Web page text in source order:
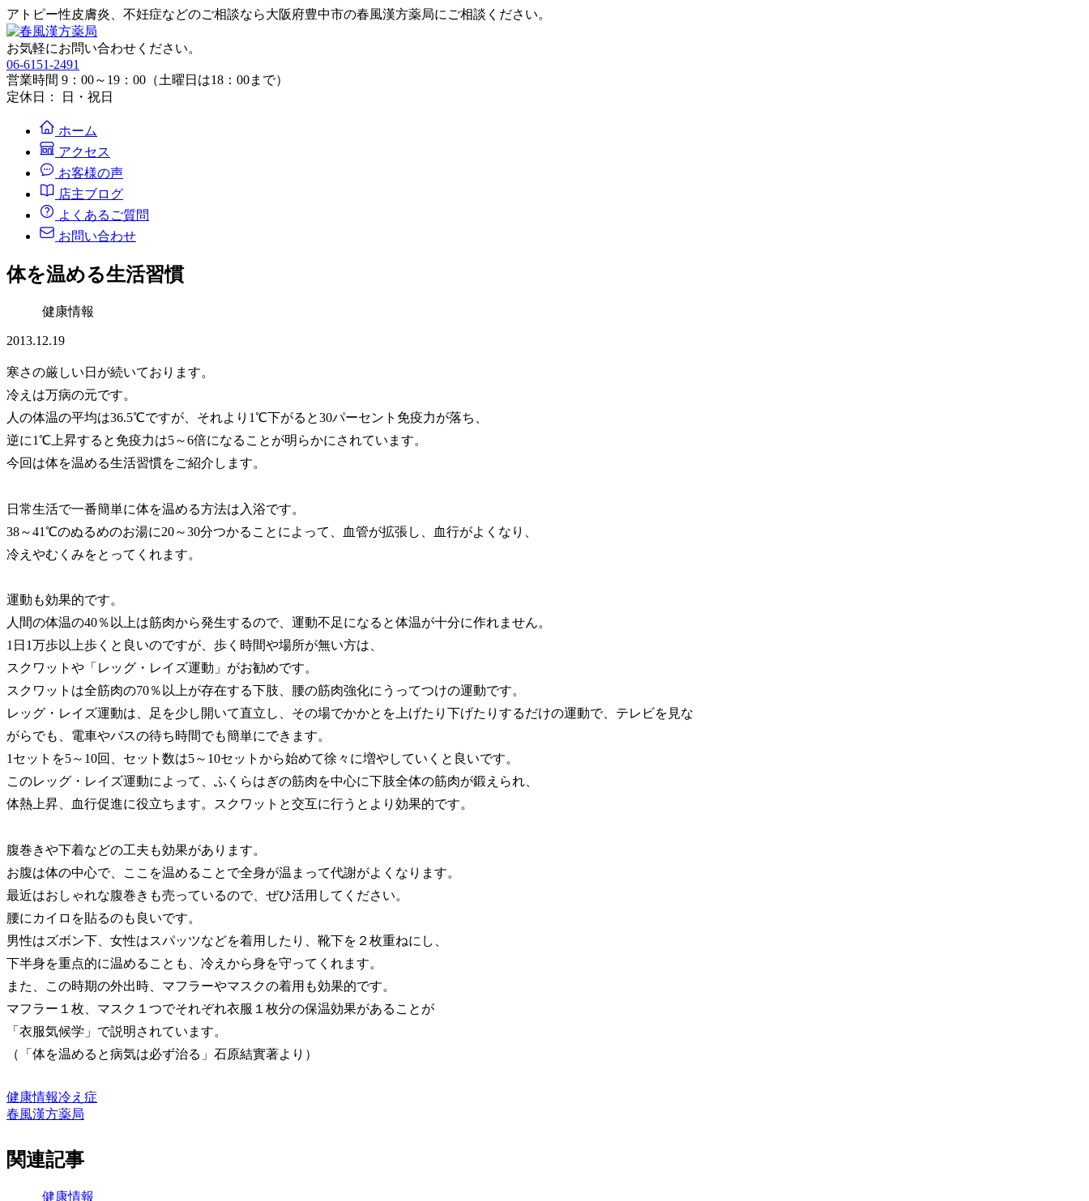
アトピー性皮膚炎、不妊症などのご相談なら大阪府豊中市の春風漢方薬局にご相談ください。
お気軽にお問い合わせください。
06-6151-2491
営業時間 9：00～19：00（土曜日は18：00まで）
定休日： 日・祝日
ホーム
アクセス
お客様の声
店主ブログ
よくあるご質問
お問い合わせ
体を温める生活習慣
健康情報
2013.12.19
寒さの厳しい日が続いております。
冷えは万病の元です。
人の体温の平均は36.5℃ですが、それより1℃下がると30パーセント免疫力が落ち、
逆に1℃上昇すると免疫力は5～6倍になることが明らかにされています。
今回は体を温める生活習慣をご紹介します。
日常生活で一番簡単に体を温める方法は入浴です。
38～41℃のぬるめのお湯に20～30分つかることによって、血管が拡張し、血行がよくなり、
冷えやむくみをとってくれます。
運動も効果的です。
人間の体温の40％以上は筋肉から発生するので、運動不足になると体温が十分に作れません。
1日1万歩以上歩くと良いのですが、歩く時間や場所が無い方は、
スクワットや「レッグ・レイズ運動」がお勧めです。
スクワットは全筋肉の70％以上が存在する下肢、腰の筋肉強化にうってつけの運動です。
レッグ・レイズ運動は、足を少し開いて直立し、その場でかかとを上げたり下げたりするだけの運動で、テレビを見な
がらでも、電車やバスの待ち時間でも簡単にできます。
1セットを5～10回、セット数は5～10セットから始めて徐々に増やしていくと良いです。
このレッグ・レイズ運動によって、ふくらはぎの筋肉を中心に下肢全体の筋肉が鍛えられ、
体熱上昇、血行促進に役立ちます。スクワットと交互に行うとより効果的です。
腹巻きや下着などの工夫も効果があります。
お腹は体の中心で、ここを温めることで全身が温まって代謝がよくなります。
最近はおしゃれな腹巻きも売っているので、ぜひ活用してください。
腰にカイロを貼るのも良いです。
男性はズボン下、女性はスパッツなどを着用したり、靴下を２枚重ねにし、
下半身を重点的に温めることも、冷えから身を守ってくれます。
また、この時期の外出時、マフラーやマスクの着用も効果的です。
マフラー１枚、マスク１つでそれぞれ衣服１枚分の保温効果があることが
「衣服気候学」で説明されています。
（「体を温めると病気は必ず治る」石原結實著より）
健康情報冷え症
春風漢方薬局
関連記事
健康情報